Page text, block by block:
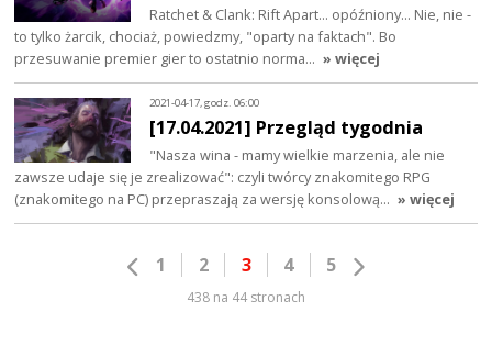
Ratchet & Clank: Rift Apart... opóźniony... Nie, nie -
to tylko żarcik, chociaż, powiedzmy, "oparty na faktach". Bo
przesuwanie premier gier to ostatnio norma… » więcej
2021-04-17, godz. 06:00
[17.04.2021] Przegląd tygodnia
"Nasza wina - mamy wielkie marzenia, ale nie
zawsze udaje się je zrealizować": czyli twórcy znakomitego RPG
(znakomitego na PC) przepraszają za wersję konsolową… » więcej
1 2 3 4 5
438 na 44 stronach